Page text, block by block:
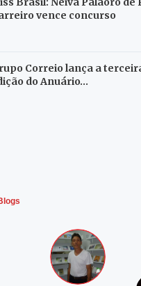
vence concurso
Correio lança a
do Anuário…